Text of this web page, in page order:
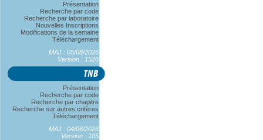
Présentation
Recherche par code
Recherche par laboratoire
Nouvelles Inscriptions
Modifications de la semaine
Téléchargement
MAJ : 05/08/2026
Version : 1526
Présentation
Recherche par code
Recherche par chapitre
Recherche sur autres critères
Téléchargement
MAJ : 04/06/2026
Version : 105